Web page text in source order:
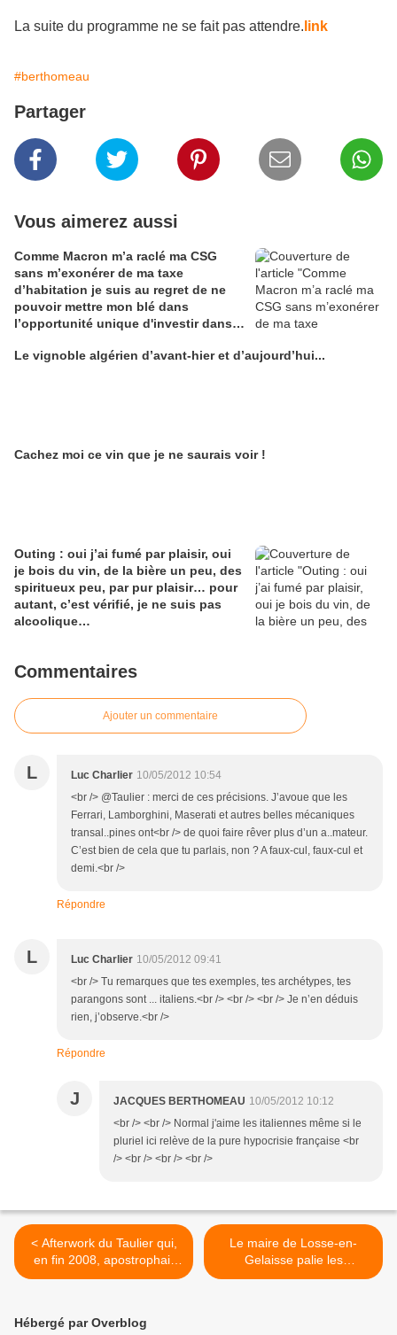
La suite du programme ne se fait pas attendre. link
#berthomeau
Partager
Vous aimerez aussi
Comme Macron m’a raclé ma CSG
sans m’exonérer de ma taxe
d’habitation je suis au regret de ne
pouvoir mettre mon blé dans
l’opportunité unique d'investir dans
Alain Edouard
Le vignoble algérien d’avant-hier et d’aujourd’hui...
Cachez moi ce vin que je ne saurais voir !
Outing : oui j’ai fumé par plaisir, oui
je bois du vin, de la bière un peu, des
spiritueux peu, par pur plaisir… pour
autant, c’est vérifié, je ne suis pas
alcoolique…
Commentaires
Ajouter un commentaire
L Luc Charlier 10/05/2012 10:54
<br /> @Taulier : merci de ces précisions. J’avoue que les
Ferrari, Lamborghini, Maserati et autres belles mécaniques
transal..pines ont<br /> de quoi faire rêver plus d’un a..mateur.
C’est bien de cela que tu parlais, non ? A faux-cul, faux-cul et
demi.<br />
Répondre
L Luc Charlier 10/05/2012 09:41
<br /> Tu remarques que tes exemples, tes archétypes, tes
parangons sont ... italiens.<br /> <br /> <br /> Je n’en déduis
rien, j’observe.<br />
Répondre
J JACQUES BERTHOMEAU 10/05/2012 10:12
<br /> <br /> Normal j'aime les italiennes même si le
pluriel ici relève de la pure hypocrisie française <br
/> <br /> <br /> <br />
< Afterwork du Taulier qui,
en fin 2008, apostrophait
les petits génies de Bercy,
propos du Fonds
Le maire de Losse-en-
Gelaisse palie les
insuffisances du Taulier : lui
Hébergé par Overblog